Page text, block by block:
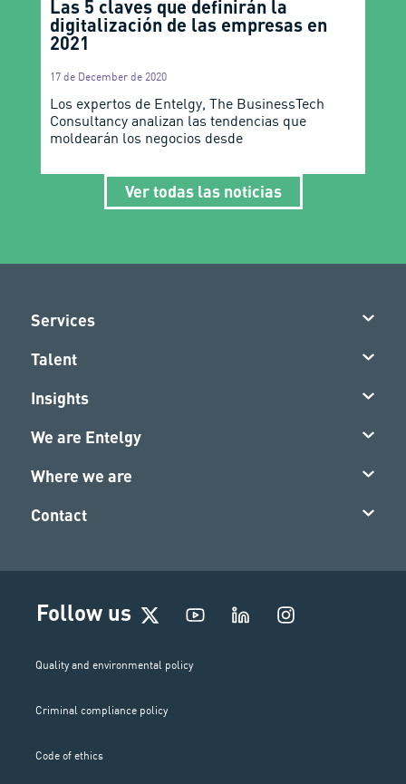
Las 5 claves que definirán la
digitalización de las empresas en
2021
17 de December de 2020
Los expertos de Entelgy, The BusinessTech
Consultancy analizan las tendencias que
moldearán los negocios desde
Ver todas las noticias
Services
Talent
Insights
We are Entelgy
Where we are
Contact
Follow us
I
n
Quality and environmental policy
Criminal compliance policy
Code of ethics